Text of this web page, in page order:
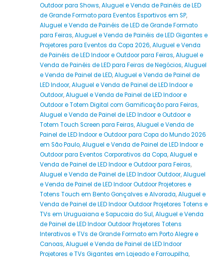
Outdoor para Shows,Aluguel e Venda de Painéis de LED
de Grande Formato para Eventos Esportivos em SP,
Aluguel e Venda de Painéis de LED de Grande Formato
para Feiras,Aluguel e Venda de Painéis de LED Gigantes e
Projetores para Eventos da Copa 2026,Aluguel e Venda
de Painéis de LED Indoor e Outdoor para Feiras,Aluguel e
Venda de Painéis de LED para Feiras de Negócios,Aluguel
e Venda de Painel de LED,Aluguel e Venda de Painel de
LED Indoor,Aluguel e Venda de Painel de LED Indoor e
Outdoor,Aluguel e Venda de Painel de LED Indoor e
Outdoor e Totem Digital com Gamificação para Feiras,
Aluguel e Venda de Painel de LED Indoor e Outdoor e
Totem Touch Screen para Feiras,Aluguel e Venda de
Painel de LED Indoor e Outdoor para Copa do Mundo 2026
em São Paulo,Aluguel e Venda de Painel de LED Indoor e
Outdoor para Eventos Corporativos da Copa,Aluguel e
Venda de Painel de LED Indoor e Outdoor para Feiras,
Aluguel e Venda de Painel de LED Indoor Outdoor,Aluguel
e Venda de Painel de LED Indoor Outdoor Projetores e
Totens Touch em Bento Gonçalves e Alvorada,Aluguel e
Venda de Painel de LED Indoor Outdoor Projetores Totens e
TVs em Uruguaiana e Sapucaia do Sul,Aluguel e Venda
de Painel de LED Indoor Outdoor Projetores Totens
Interativos e TVs de Grande Formato em Porto Alegre e
Canoas,Aluguel e Venda de Painel de LED Indoor
Projetores e TVs Gigantes em Lajeado e Farroupilha,